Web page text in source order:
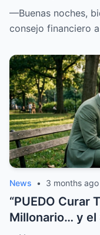
SOPRENDIÓ a
—Buenas noches,
consejo financiero
News • 3 months ago
“PUEDO Curar
Millonario… y el